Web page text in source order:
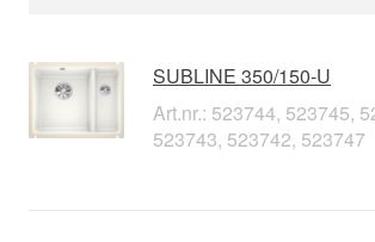
SUBLINE 350/150-U
Art.nr.: 523744, 523745,
523743, 523742, 523747